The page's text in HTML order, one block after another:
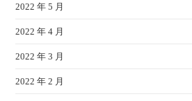
2022 年 5 月
2022 年 4 月
2022 年 3 月
2022 年 2 月